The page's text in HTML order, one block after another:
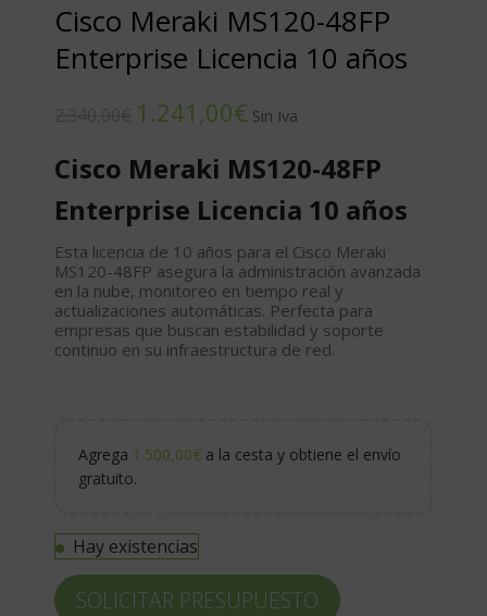
Cisco Meraki MS120-48FP
Enterprise Licencia 10 años
1.241,00€
Cisco Meraki MS120-48FP
Enterprise Licencia 10 años
Esta licencia de 10 años para el Cisco Meraki
MS120-48FP asegura la administración avanzada
en la nube, monitoreo en tiempo real y
actualizaciones automáticas. Perfecta para
empresas que buscan estabilidad y soporte
continuo en su infraestructura de red.
Agrega 1.500,00€ a la cesta y obtiene el envío
gratuito.
Hay existencias
SOLICITAR PRESUPUESTO